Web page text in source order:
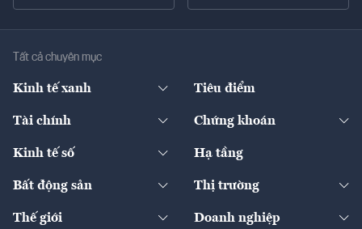
Tất cả chuyên mục
Kinh tế xanh
Diễn đàn
Tiêu điểm
Tài chính
Ngân hàng
Bảo hiểm
Chứng khoán
Doanh nghiệp niêm yết
Kinh tế số
Sản phẩm - Thị trường
Hạ tầng
Bất động sản
Chính sách
Thị trường
Thế giới Doanh nghiệp